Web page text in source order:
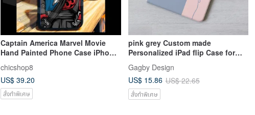
Captain America Marvel Movie
Hand Painted Phone Case iPhone
chicshop8
US$ 39.20
สั่งทำพิเศษ
pink grey Custom made
Personalized iPad flip Case for
Gagby Design
US$ 15.86 US$ 22.65
สั่งทำพิเศษ